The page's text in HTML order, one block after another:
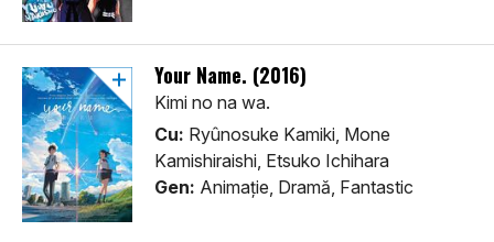
Your Name. (2016)
Kimi no na wa.
Cu: Ryûnosuke Kamiki, Mone
Kamishiraishi, Etsuko Ichihara
Gen: Animaţie, Dramă, Fantastic